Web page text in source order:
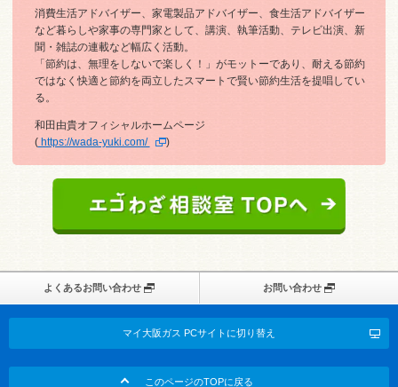
消費生活アドバイザー、家電製品アドバイザー、食生活アドバイザー
など暮らしや家事の専門家として、講演、執筆活動、テレビ出演、新
聞・雑誌の連載など幅広く活動。
「節約は、無理をしないで楽しく！」がモットーであり、耐える節約
ではなく快適と節約を両立したスマートで賢い節約生活を提唱してい
る。
和田由貴オフィシャルホームページ
(https://wada-yuki.com/ )
よくあるお問い合わせ お問い合わせ
マイ大阪ガス PCサイトに切り替え
このページのTOPに戻る